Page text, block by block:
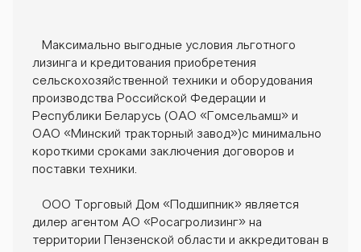
Максимально выгодные условия льготного
лизинга и кредитования приобретения
сельскохозяйственной техники и оборудования
производства Российской Федерации и
Республики Беларусь (ОАО «Гомсельамш» и
ОАО «Минский тракторный завод»)с минимально
короткими сроками заключения договоров и
поставки техники.
ООО Торговый Дом «Подшипник» является
дилер агентом АО «Росагролизинг» на
территории Пензенской области и аккредитован в